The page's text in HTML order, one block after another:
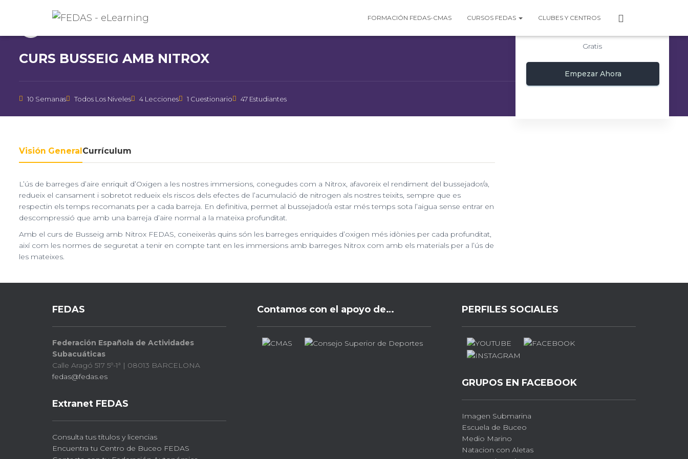
FORMACIÓN FEDAS-CMAS CURSOS FEDAS CLUBES Y CENTROS
R
Instructor Categoría
CURS BUSSEIG AMB NITROX
10 Semanas Todos Los Niveles 4 Lecciones 1 Cuestionario 47 Estudiantes
Visión GeneralCurrículum
L’ús de barreges d’aire enriquit d’Oxigen a les nostres immersions, conegudes com a Nitrox, afavoreix el rendiment del bussejador/a,
redueix el cansament i sobretot redueix els riscos dels efectes de l’acumulació de nitrogen als nostres teixits, sempre que es
respectin els temps recomanats per a cada barreja. En definitiva, permet al bussejador/a estar més temps sota l’aigua sense entrar en
descompressió que amb una barreja d’aire normal a la mateixa profunditat.
Amb el curs de Busseig amb Nitrox FEDAS, coneixeràs quins són les barreges enriquides d’oxigen més idònies per cada profunditat,
així com les normes de seguretat a tenir en compte tant en les immersions amb barreges Nitrox com amb els materials per a l’ús de
les mateixes.
Gratis
Empezar Ahora
FEDAS
Federación Española de Actividades
Subacuáticas
Calle Aragó 517 5º-1ª | 08013 BARCELONA
fedas@fedas.es
Extranet FEDAS
Consulta tus títulos y licencias
Encuentra tu Centro de Buceo FEDAS
Contamos con el apoyo de… PERFILES SOCIALES
GRUPOS EN FACEBOOK
Imagen Submarina
Escuela de Buceo
Medio Marino
Natacion con Aletas